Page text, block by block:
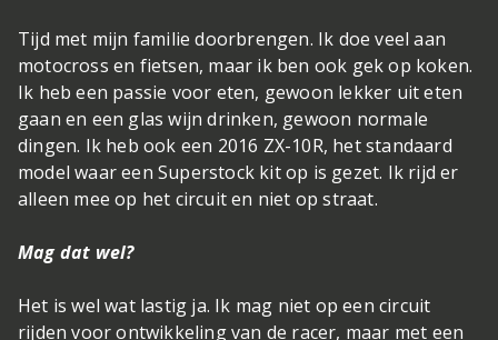
Tijd met mijn familie doorbrengen. Ik doe veel aan
motocross en fietsen, maar ik ben ook gek op koken.
Ik heb een passie voor eten, gewoon lekker uit eten
gaan en een glas wijn drinken, gewoon normale
dingen. Ik heb ook een 2016 ZX-10R, het standaard
model waar een Superstock kit op is gezet. Ik rijd er
alleen mee op het circuit en niet op straat.
Mag dat wel?
Het is wel wat lastig ja. Ik mag niet op een circuit
rijden voor ontwikkeling van de racer, maar met een